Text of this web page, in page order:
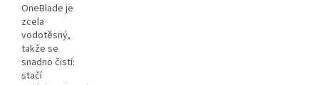
OneBlade je
zcela
vodotěsný,
takže se
snadno čistí:
stačí